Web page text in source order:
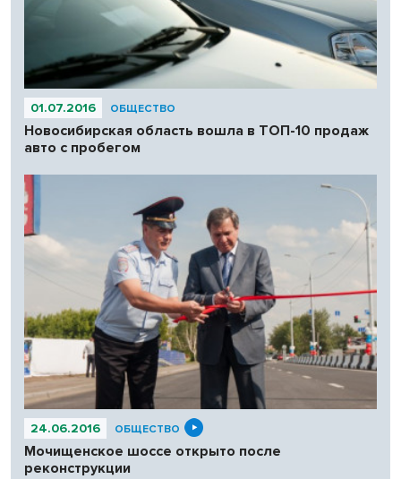
01.07.2016 ОБЩЕСТВО
Новосибирская область вошла в ТОП-10 продаж
авто с пробегом
24.06.2016 ОБЩЕСТВО
Мочищенское шоссе открыто после
реконструкции